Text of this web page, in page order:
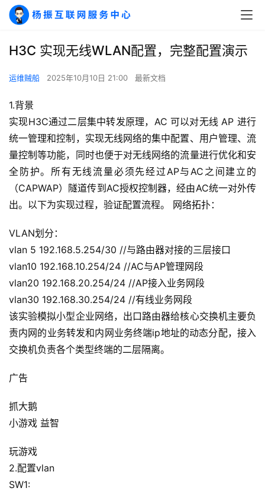
H3C 实现无线WLAN配置，完整配置演示
运维贼船 2025年10月10日 21:00 最新文档
1.背景
实现H3C通过二层集中转发原理，AC 可以对无线 AP 进行
统一管理和控制，实现无线网络的集中配置、用户管理、流
量控制等功能，同时也便于对无线网络的流量进行优化和安
全防护。所有无线流量必须先经过AP与AC之间建立的
（CAPWAP）隧道传到AC授权控制器，经由AC统一对外传
出。以下为实现过程，验证配置流程。 网络拓扑：
VLAN划分：
vlan 5 192.168.5.254/30 //与路由器对接的三层接口
vlan10 192.168.10.254/24 //AC与AP管理网段
vlan20 192.168.20.254/24 //AP接入业务网段
vlan30 192.168.30.254/24 //有线业务网段
该实验模拟小型企业网络，出口路由器给核心交换机主要负
责内网的业务转发和内网业务终端ip地址的动态分配，接入
交换机负责各个类型终端的二层隔离。
广告
抓大鹅
小游戏 益智
玩游戏
2.配置vlan
SW1: